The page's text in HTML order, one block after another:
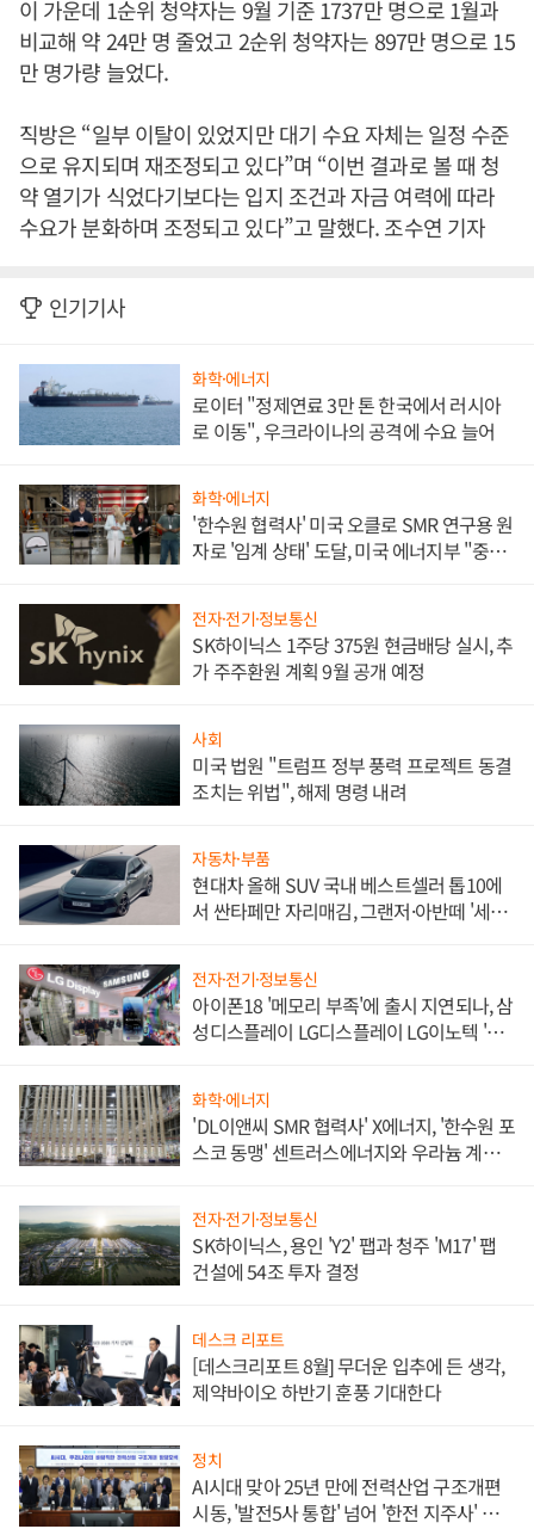
이 가운데 1순위 청약자는 9월 기준 1737만 명으로 1월과
비교해 약 24만 명 줄었고 2순위 청약자는 897만 명으로 15
만 명가량 늘었다.
직방은 “일부 이탈이 있었지만 대기 수요 자체는 일정 수준
으로 유지되며 재조정되고 있다”며 “이번 결과로 볼 때 청
약 열기가 식었다기보다는 입지 조건과 자금 여력에 따라
수요가 분화하며 조정되고 있다”고 말했다. 조수연 기자
인기기사
화학·에너지
로이터 "정제연료 3만 톤 한국에서 러시아
로 이동", 우크라이나의 공격에 수요 늘어
화학·에너지
'한수원 협력사' 미국 오클로 SMR 연구용 원
자로 '임계 상태' 도달, 미국 에너지부 "중요
전자·전기·정보통신
SK하이닉스 1주당 375원 현금배당 실시, 추
가 주주환원 계획 9월 공개 예정
사회
미국 법원 "트럼프 정부 풍력 프로젝트 동결
조치는 위법", 해제 명령 내려
자동차·부품
현대차 올해 SUV 국내 베스트셀러 톱10에
서 싼타페만 자리매김, 그랜저·아반떼 '세단
전자·전기·정보통신
아이폰18 '메모리 부족'에 출시 지연되나, 삼
성디스플레이 LG디스플레이 LG이노텍 '탈
화학·에너지
'DL이앤씨 SMR 협력사' X에너지, '한수원 포
스코 동맹' 센트러스에너지와 우라늄 계약
전자·전기·정보통신
SK하이닉스, 용인 'Y2' 팹과 청주 'M17' 팹
건설에 54조 투자 결정
데스크 리포트
[데스크리포트 8월] 무더운 입추에 든 생각,
제약바이오 하반기 훈풍 기대한다
정치
AI시대 맞아 25년 만에 전력산업 구조개편
시동, '발전5사 통합' 넘어 '한전 지주사' 재편